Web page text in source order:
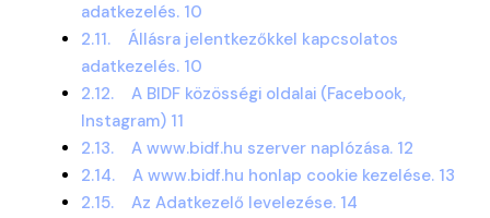
adatkezelés. 10
2.11. Állásra jelentkezőkkel kapcsolatos
adatkezelés. 10
2.12. A BIDF közösségi oldalai (Facebook,
Instagram) 11
2.13. A www.bidf.hu szerver naplózása. 12
2.14. A www.bidf.hu honlap cookie kezelése. 13
2.15. Az Adatkezelő levelezése. 14